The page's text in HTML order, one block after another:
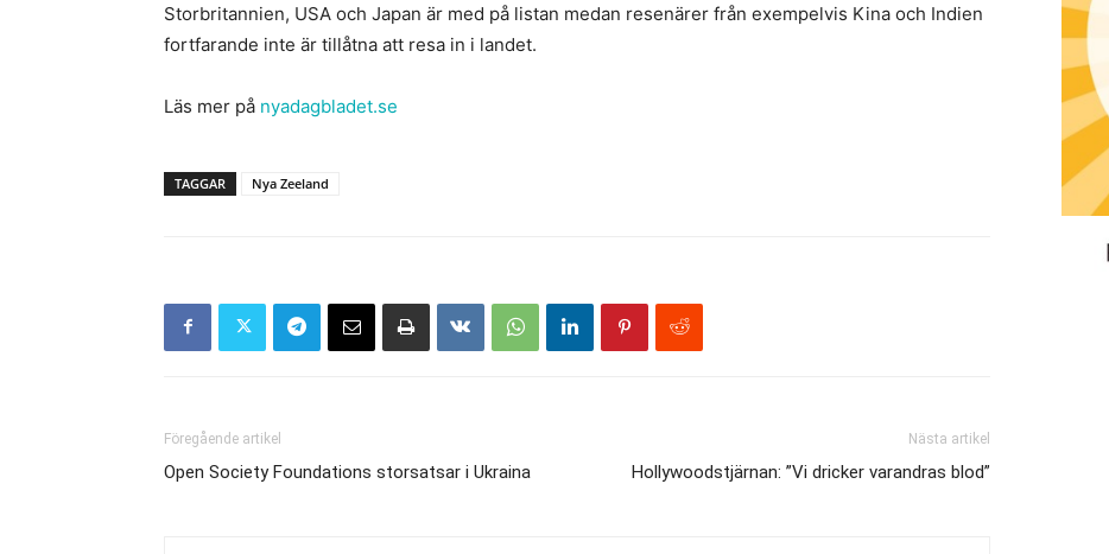
Storbritannien, USA och Japan är med på listan medan resenärer från exempelvis Kina och Indien
fortfarande inte är tillåtna att resa in i landet.
Läs mer på nyadagbladet.se
TAGGAR Nya Zeeland
Föregående artikel
Open Society Foundations storsatsar i Ukraina
Nästa artikel
Hollywoodstjärnan: ”Vi dricker varandras blod”